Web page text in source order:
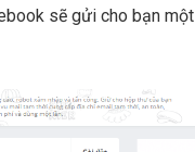
sẽ gửi cho bạn